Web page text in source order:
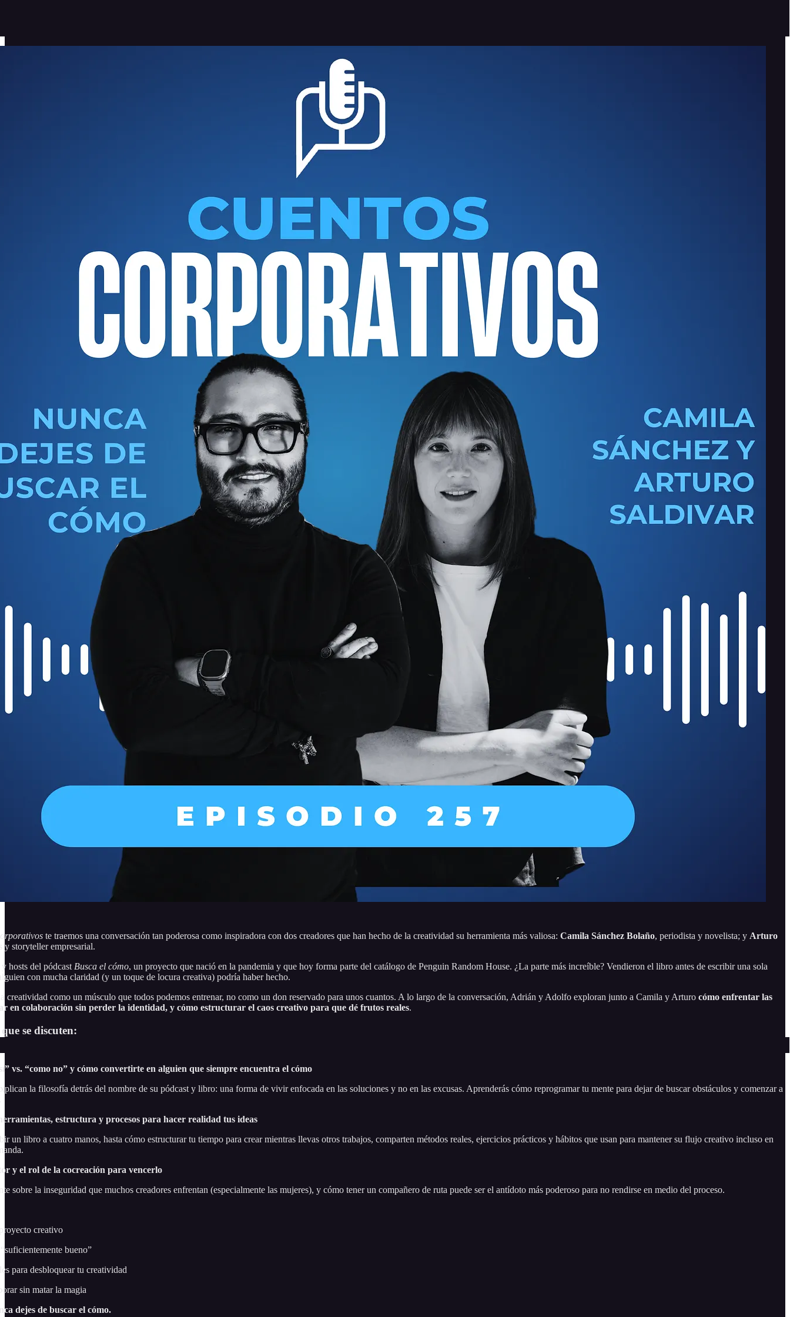
te traemos una conversación tan poderosa como inspiradora con dos creadores que han hecho de la creatividad su herramienta más valiosa: Camila Sánchez Bolaño, periodista y novelista; y Arturo
y storyteller empresarial.
hosts del pódcast Busca el cómo, un proyecto que nació en la pandemia y que hoy forma parte del catálogo de Penguin Random House. ¿La parte más increíble? Vendieron el libro antes de escribir una sola
con mucha claridad (y un toque de locura creativa) podría haber hecho.
creatividad como un músculo que todos podemos entrenar, no como un don reservado para unos cuantos. A lo largo de la conversación, Adrián y Adolfo exploran junto a Camila y Arturo cómo enfrentar las
en colaboración sin perder la identidad, y cómo estructurar el caos creativo para que dé frutos reales.
se discuten:
vs. “como no” y cómo convertirte en alguien que siempre encuentra el cómo
la filosofía detrás del nombre de su pódcast y libro: una forma de vivir enfocada en las soluciones y no en las excusas. Aprenderás cómo reprogramar tu mente para dejar de buscar obstáculos y comenzar a
estructura y procesos para hacer realidad tus ideas
un libro a cuatro manos, hasta cómo estructurar tu tiempo para crear mientras llevas otros trabajos, comparten métodos reales, ejercicios prácticos y hábitos que usan para mantener su flujo creativo incluso en
y el rol de la cocreación para vencerlo
sobre la inseguridad que muchos creadores enfrentan (especialmente las mujeres), y cómo tener un compañero de ruta puede ser el antídoto más poderoso para no rendirse en medio del proceso.
creativo
bueno”
para desbloquear tu creatividad
sin matar la magia
dejes de buscar el cómo.